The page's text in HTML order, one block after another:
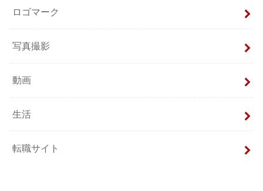
ロゴマーク
写真撮影
動画
生活
転職サイト